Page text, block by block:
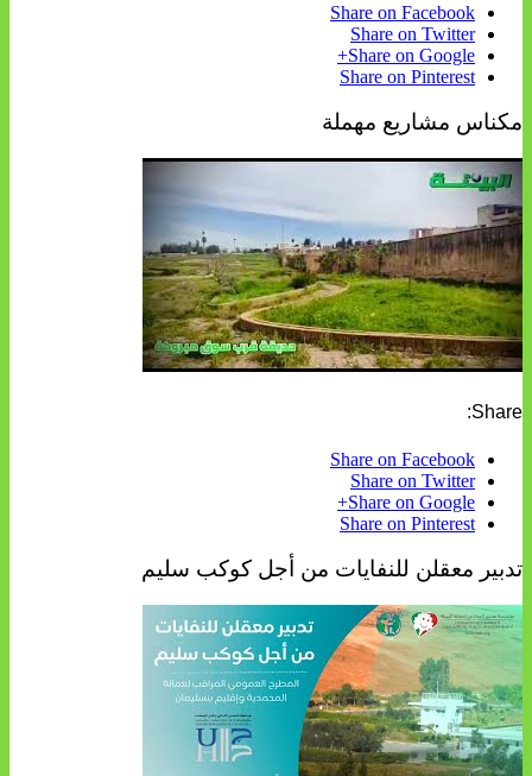
Share on Facebook
Share on Twitter
Share on Google+
Share on Pinterest
مكناس مشاريع مهملة
Share:
Share on Facebook
Share on Twitter
Share on Google+
Share on Pinterest
تدبير معقلن للنفايات من أجل كوكب سليم